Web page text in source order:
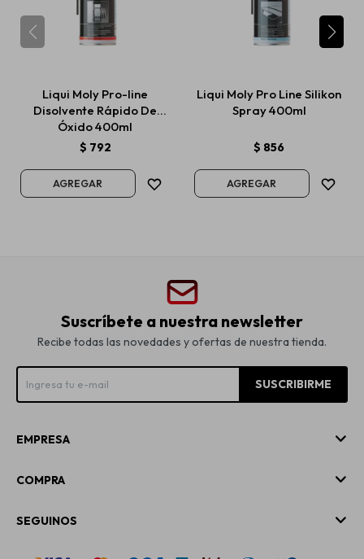
Liqui Moly Pro-line
Disolvente Rápido De
Óxido 400ml
$ 792
Liqui Moly Pro Line Silikon
Spray 400ml
$ 856
Suscríbete a nuestra newsletter
Recibe todas las novedades y ofertas de nuestra tienda.
SUSCRIBIRME
EMPRESA
COMPRA
SEGUINOS